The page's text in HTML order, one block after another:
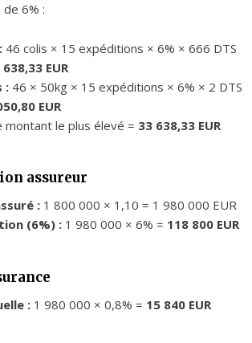
de 6% :
46 colis × 15 expéditions × 6% × 666 DTS
638,33 EUR
: 46 × 50kg × 15 expéditions × 6% × 2 DTS
EUR
montant le plus élevé = 33 638,33 EUR
assureur
: 1 800 000 × 1,10 = 1 980 000 EUR
(6%) : 1 980 000 × 6% = 118 800 EUR
: 1 980 000 × 0,8% = 15 840 EUR